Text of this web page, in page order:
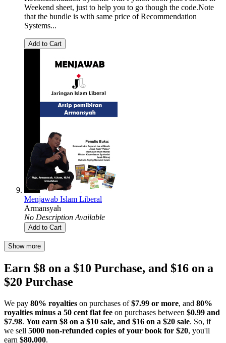
Weekend sheet, just to help you to go though the code.Note
that the bundle is with same price of Recommendation
Systems...
Add to Cart
Menjawab Islam Liberal
Armansyah
No Description Available
Add to Cart
Show more
Earn $8 on a $10 Purchase, and $16 on a
$20 Purchase
We pay 80% royalties on purchases of$7.99 or more, and 80%
royalties minus a 50 cent flat fee on purchases between $0.99 and
$7.98. You earn $8 on a $10 sale, and $16 on a $20 sale. So, if
we sell 5000 non-refunded copies of your book for $20, you'll
earn $80,000.